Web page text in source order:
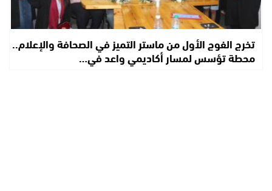
تخرج الفوج الأول من ماستر التميز في الصحافة والإعلام..
محطة تؤسس لمسار أكاديمي واعد في…